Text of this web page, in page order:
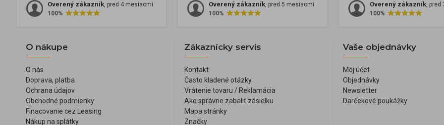
Overený zákazník, pred 4 mesiacmi
100%
Overený zákazník, pred 5 mesiacmi
100%
Overený zákazník, pred
100%
O nákupe
O nás
Doprava, platba
Ochrana údajov
Obchodné podmienky
Finacovanie cez Leasing
Nákup na splátky
Zákaznícky servis
Kontakt
Často kladené otázky
Vrátenie tovaru / Reklamácia
Ako správne zabaliť zásielku
Mapa stránky
Značky
Vaše objednávky
Môj účet
Objednávky
Newsletter
Darčekové poukážky